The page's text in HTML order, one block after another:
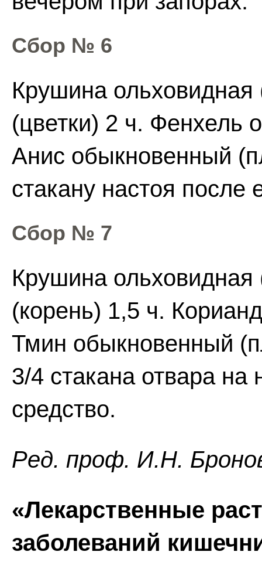
Сбор № 6
Крушина ольховидная
(цветки) 2 ч. Фенхель
Анис обыкновенный
стакану настоя после
Сбор № 7
Крушина ольховидная
(корень) 1,5 ч.
Тмин обыкновенный
3/4 стакана отвара на
средство.
Ред. проф. И.Н.
«Лекарственные
заболеваний